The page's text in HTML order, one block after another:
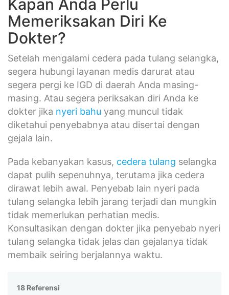
Kapan Anda Perlu
Memeriksakan Diri Ke
Dokter?
Setelah mengalami cedera pada tulang selangka,
segera hubungi layanan medis darurat atau
segera pergi ke IGD di daerah Anda masing-
masing. Atau segera periksakan diri Anda ke
dokter jika nyeri bahu yang muncul tidak
diketahui penyebabnya atau disertai dengan
gejala lain.
Pada kebanyakan kasus, cedera tulang selangka
dapat pulih sepenuhnya, terutama jika cedera
dirawat lebih awal. Penyebab lain nyeri pada
tulang selangka lebih jarang terjadi dan mungkin
tidak memerlukan perhatian medis.
Konsultasikan dengan dokter jika penyebab nyeri
tulang selangka tidak jelas dan gejalanya tidak
membaik seiring berjalannya waktu.
18 Referensi